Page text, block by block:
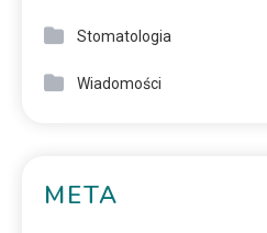
Stomatologia
Wiadomości
META